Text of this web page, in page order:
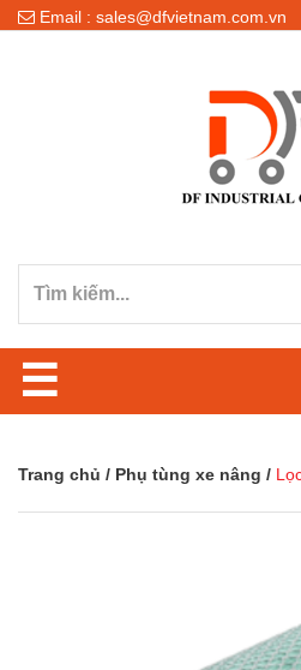
Email : sales@dfvietnam.com.vn
☰
Trang chủ / Phụ tùng xe nâng /